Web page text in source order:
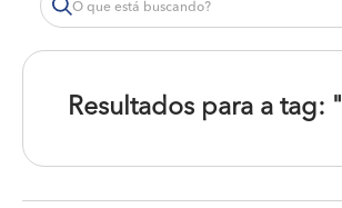
Resultados para a tag: "